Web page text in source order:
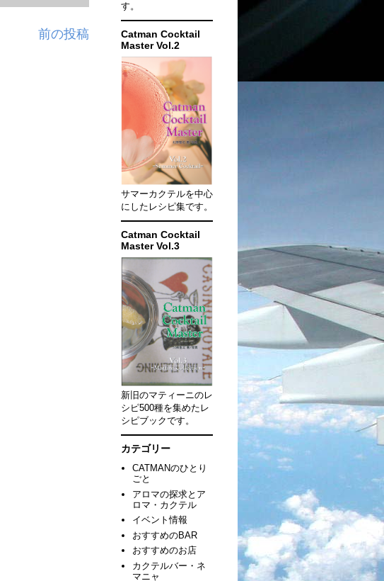
前の投稿
す。
Catman Cocktail
Master Vol.2
サマーカクテルを中心
にしたレシピ集です。
Catman Cocktail
Master Vol.3
新旧のマティーニのレ
シピ500種を集めたレ
シピブックです。
カテゴリー
CATMANのひとり
ごと
アロマの探求とア
ロマ・カクテル
イベント情報
おすすめのBAR
おすすめのお店
カクテルバー・ネ
マニャ